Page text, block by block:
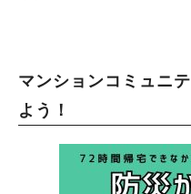
マンションコミュニ
よう！